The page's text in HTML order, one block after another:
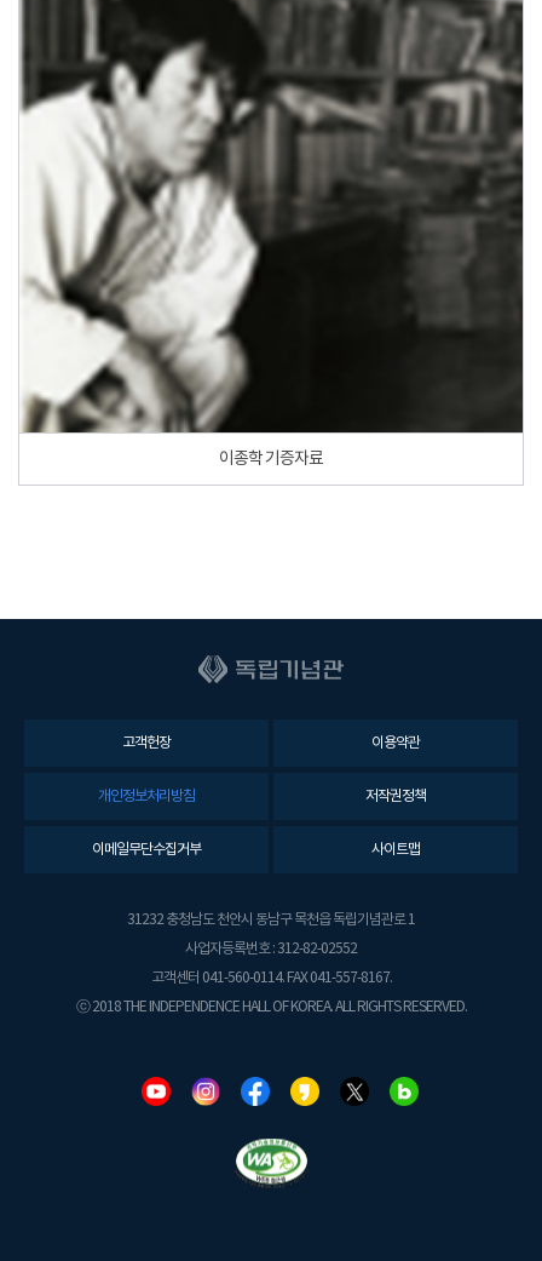
이종학 기증자료
고객헌장 이용약관
개인정보처리방침 저작권정책
이메일무단수집거부 사이트맵
31232 충청남도 천안시 동남구 목천읍 독립기념관로 1
사업자등록번호 : 312-82-02552
고객센터 041-560-0114. FAX 041-557-8167.
ⓒ 2018 THE INDEPENDENCE HALL OF KOREA. ALL RIGHTS RESERVED.